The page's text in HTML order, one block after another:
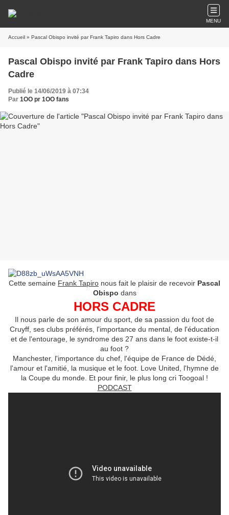
MENU
Accueil » Pascal Obispo invité par Frank Tapiro dans Hors Cadre
Pascal Obispo invité par Frank Tapiro dans Hors
Cadre
Publié le 14/06/2019 à 07:34
Par 1OO pr 1OO fans
Cette semaine Frank Tapiro nous fait le plaisir de recevoir Pascal
Obispo dans
HORS CADRE
Il nous parle de son amour du sport, de sa passion du foot de
Cruyff, ses clubs préférés, l'importance du mental, de l'éducation
et de l'entourage, le syndrome des 27 ans dans le foot existe-t-il
au foot ?
Manchester, l'importance du chef, l'équipe de France de Dédé,
l'amour et l'amitié, la musique et le foot. Love United, l'hymne de
la Coupe du monde. Et pour finir, le plus long cri Toogoal !
PODCAST